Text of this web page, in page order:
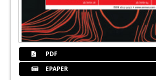
PDF
EPAPER